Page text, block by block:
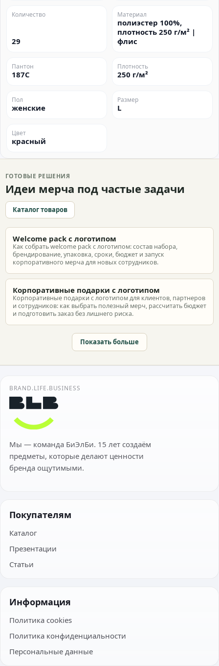
Количество
29
Материал
полиэстер 100%,
плотность 250 г/м² |
флис
Пантон
187C
Плотность
250 г/м²
Пол
женские
Размер
L
Цвет
красный
ГОТОВЫЕ РЕШЕНИЯ
Идеи мерча под частые задачи
Каталог товаров
Welcome pack с логотипом
Как собрать welcome pack с логотипом: состав набора,
брендирование, упаковка, сроки, бюджет и запуск
корпоративного мерча для новых сотрудников.
Корпоративные подарки с логотипом
Корпоративные подарки с логотипом для клиентов, партнеров
и сотрудников: как выбрать полезный мерч, рассчитать бюджет
и подготовить заказ без лишнего риска.
Показать больше
BRAND.LIFE.BUSINESS
Мы — команда БиЭлБи. 15 лет создаём
предметы, которые делают ценности
бренда ощутимыми.
Покупателям
Каталог
Презентации
Статьи
Информация
Политика cookies
Политика конфиденциальности
Персональные данные